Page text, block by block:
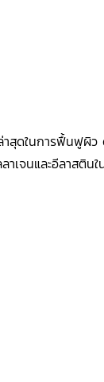
าสุดในการฟื้นฟูผิ
าเจนและอีลาสติ